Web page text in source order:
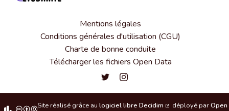
Mentions légales
Conditions générales d'utilisation (CGU)
Charte de bonne conduite
Télécharger les fichiers Open Data
Convention citoyenne étudiante
Convention citoyenne
Site réalisé grâce au logiciel libre Decidim déployé parOpen